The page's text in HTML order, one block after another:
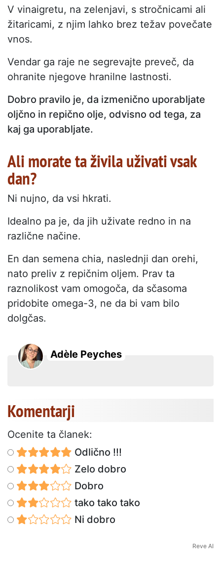
V vinaigretu, na zelenjavi, s stročnicami ali
žitaricami, z njim lahko brez težav povečate
vnos.
Vendar ga raje ne segrevajte preveč, da
ohranite njegove hranilne lastnosti.
Dobro pravilo je, da izmenično uporabljate
oljčno in repično olje, odvisno od tega, za
kaj ga uporabljate.
Ali morate ta živila uživati vsak
dan?
Ni nujno, da vsi hkrati.
Idealno pa je, da jih uživate redno in na
različne načine.
En dan semena chia, naslednji dan orehi,
nato preliv z repičnim oljem. Prav ta
raznolikost vam omogoča, da sčasoma
pridobite omega-3, ne da bi vam bilo
dolgčas.
Adèle Peyches
Komentarji
Ocenite ta članek:
Odlično !!!
Zelo dobro
Dobro
tako tako tako
Ni dobro
Reve AI